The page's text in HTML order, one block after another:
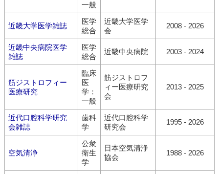
一般
近畿大学医学雑誌
医学
総合
近畿大学医学
会
2008 - 2026
近畿中央病院医学
雑誌
医学
総合
近畿中央病院 2003 - 2024
筋ジストロフィー
医療研究
臨床
医
学：
一般
筋ジストロフ
ィー医療研究
会
2013 - 2025
近代口腔科学研究
会雑誌
歯科
学
近代口腔科学
研究会
1995 - 2026
空気清浄
公衆
衛生
学
日本空気清浄
協会
1988 - 2026